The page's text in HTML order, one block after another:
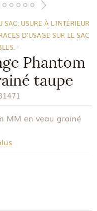
SAC; USURE À L'INTÉRIEUR
D'USAGE SUR LE SAC
-
Phantom
taupe
MM en veau grainé